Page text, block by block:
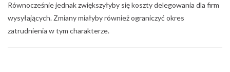
Równocześnie jednak zwiększyłyby się koszty delegowania dla firm
wysyłających. Zmiany miałyby również ograniczyć okres
zatrudnienia w tym charakterze.